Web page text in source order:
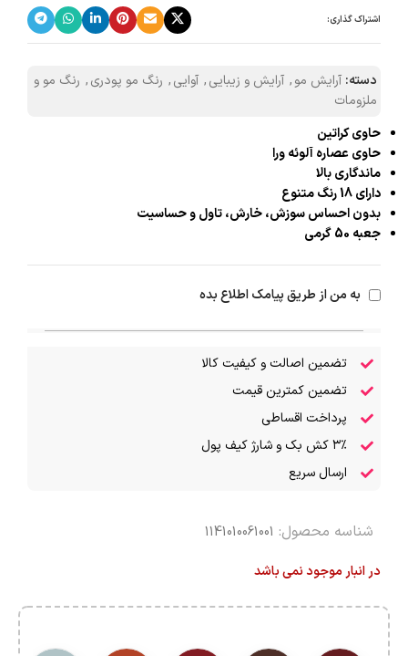
اشتراک گذاری:
دسته: آرایش مو, آرایش و زیبایی, آوایی, رنگ مو پودری, رنگ مو و
ملزومات
حاوی کراتین
حاوی عصاره آلوئه ورا
ماندگاری بالا
دارای 18 رنگ متنوع
بدون احساس سوزش، خارش، تاول و حساسیت
جعبه 50 گرمی
به من از طریق پیامک اطلاع بده
تضمین اصالت و کیفیت کالا
تضمین کمترین قیمت
پرداخت اقساطی
۳٪ کش بک و شارژ کیف پول
ارسال سریع
شناسه محصول: 1141010061001
در انبار موجود نمی باشد